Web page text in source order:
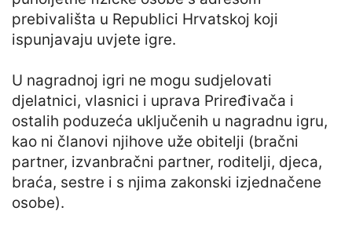
prebivališta u Republici Hrvatskoj koji
ispunjavaju uvjete igre.
U nagradnoj igri ne mogu sudjelovati
djelatnici, vlasnici i uprava Priređivača i
ostalih poduzeća uključenih u nagradnu igru,
kao ni članovi njihove uže obitelji (bračni
partner, izvanbračni partner, roditelji, djeca,
braća, sestre i s njima zakonski izjednačene
osobe).